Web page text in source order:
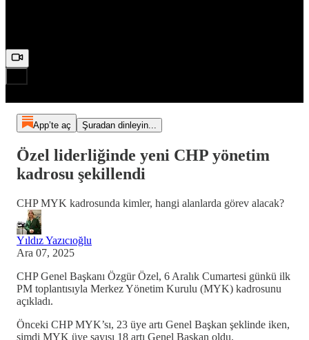
App’te aç Şuradan dinleyin...
Özel liderliğinde yeni CHP yönetim
kadrosu şekillendi
CHP MYK kadrosunda kimler, hangi alanlarda görev alacak?
Yıldız Yazıcıoğlu
Ara 07, 2025
CHP Genel Başkanı Özgür Özel, 6 Aralık Cumartesi günkü ilk
PM toplantısıyla Merkez Yönetim Kurulu (MYK) kadrosunu
açıkladı.
Önceki CHP MYK’sı, 23 üye artı Genel Başkan şeklinde iken,
şimdi MYK üye sayısı 18 artı Genel Başkan oldu.